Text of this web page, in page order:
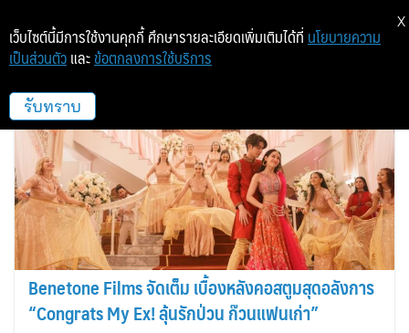
เบนีโทน ฟิล์มส์
Benetone Films จัดเต็ม เบื้องหลังคอสตูมสุดอลังการ
“Congrats My Ex! ลุ้นรักป่วน ก๊วนแฟนเก่า”
เว็บไซต์นี้มีการใช้งานคุกกี้ ศึกษารายละเอียดเพิ่มเติมได้ที่ นโยบายความ
เป็นส่วนตัว และ ข้อตกลงการใช้บริการ
รับทราบ
X